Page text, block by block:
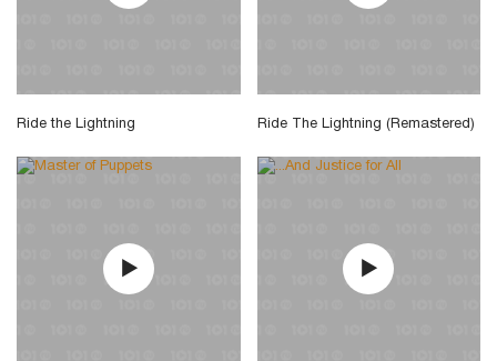
Ride the Lightning Ride The Lightning (Remastered)